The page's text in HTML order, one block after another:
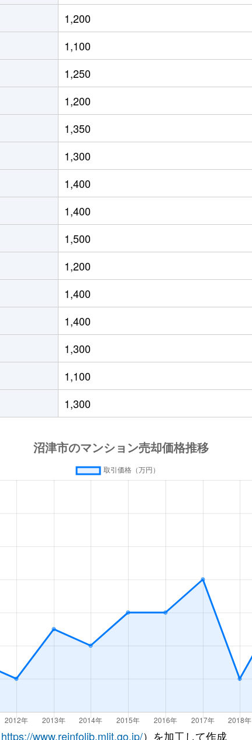
徒歩9分 75m² 築17年
徒歩6分 70m² 築25年
徒歩13分 65m² 築41年
徒歩13分 65m² 築41年
徒歩10分
徒歩24分
徒歩23分
徒歩11分
1,200
1,100
1,250
1,200
1,350
1,300
1,400
1,400
1,500
1,200
1,400
1,400
1,300
1,100
1,300
https://www.reinfolib.mlit.go.jp/）を加工して作成